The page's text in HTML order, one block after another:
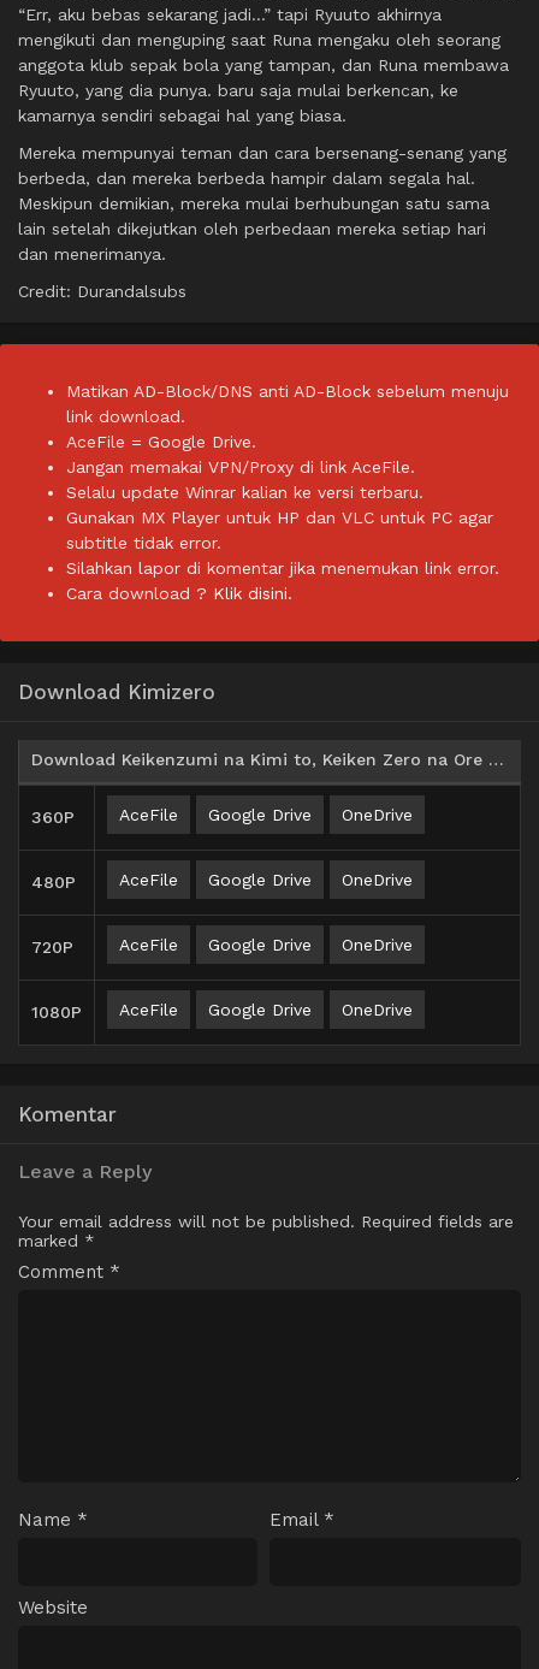
“Err, aku bebas sekarang jadi…” tapi Ryuuto akhirnya
mengikuti dan menguping saat Runa mengaku oleh seorang
anggota klub sepak bola yang tampan, dan Runa membawa
Ryuuto, yang dia punya. baru saja mulai berkencan, ke
kamarnya sendiri sebagai hal yang biasa.
Mereka mempunyai teman dan cara bersenang-senang yang
berbeda, dan mereka berbeda hampir dalam segala hal.
Meskipun demikian, mereka mulai berhubungan satu sama
lain setelah dikejutkan oleh perbedaan mereka setiap hari
dan menerimanya.
Credit: Durandalsubs
Matikan AD-Block/DNS anti AD-Block sebelum menuju
link download.
AceFile = Google Drive.
Jangan memakai VPN/Proxy di link AceFile.
Selalu update Winrar kalian ke versi terbaru.
Gunakan MX Player untuk HP dan VLC untuk PC agar
subtitle tidak error.
Silahkan lapor di komentar jika menemukan link error.
Cara download ? Klik disini.
Download Kimizero
Download Keikenzumi na Kimi to, Keiken Zero na Ore ga, Otsukiai suru Hanashi. Batch Subtitle Indonesia
360P AceFile Google Drive OneDrive
480P AceFile Google Drive OneDrive
720P AceFile Google Drive OneDrive
1080P AceFile Google Drive OneDrive
Komentar
Leave a Reply
Your email address will not be published. Required fields are
marked *
Comment *
Name * Email *
Website